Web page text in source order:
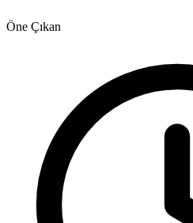
Öne Çıkan